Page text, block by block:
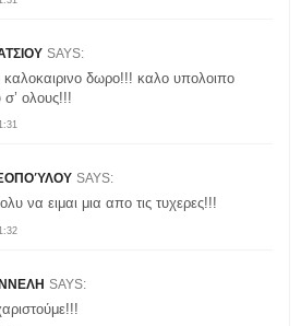
SAYS:
καλοκαιρινο δωρο!!! καλο υπολοιπο
σ’ ολους!!!
SAYS:
να ειμαι μια απο τις τυχερες!!!
SAYS: